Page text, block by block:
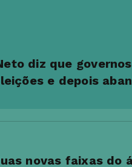
diz que
e depois
novas faixas do